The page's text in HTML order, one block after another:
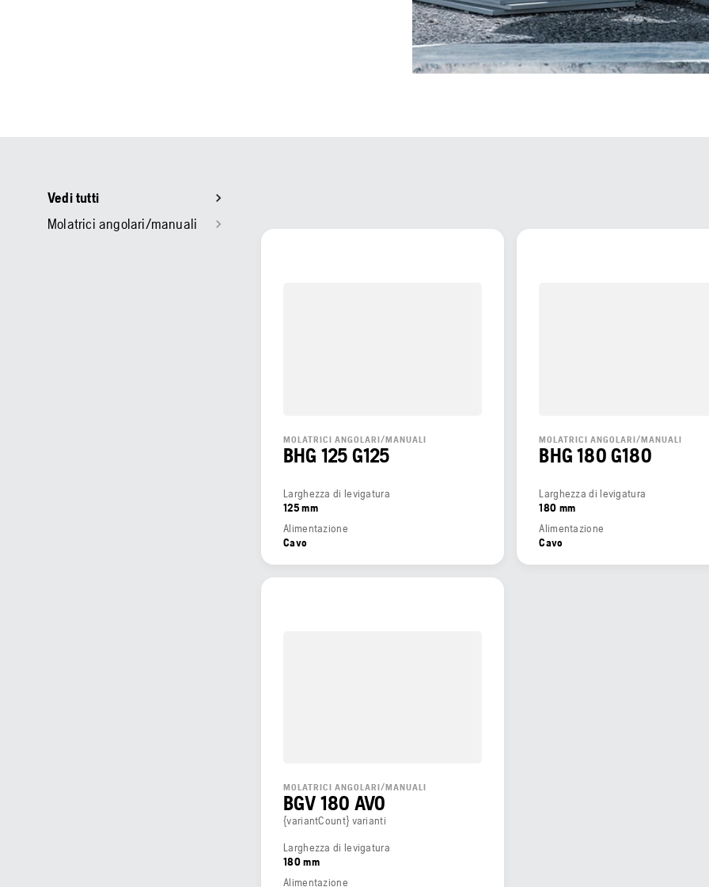
Vedi tutti
Molatrici angolari/manuali
MOLATRICI ANGOLARI/MANUALI
BHG 125 G125
Larghezza di levigatura
125 mm
Alimentazione
Cavo
MOLATRICI ANGOLARI/MANUALI
BHG 180 G180
Larghezza di levigatura
180 mm
Alimentazione
Cavo
MOLATRICI ANGOLARI/MANUALI
BGV 180 AVO
{variantCount} varianti
Larghezza di levigatura
180 mm
Alimentazione